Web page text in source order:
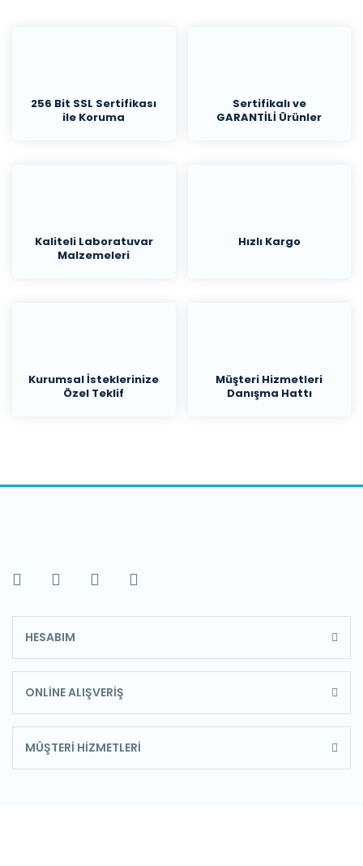
256 Bit SSL Sertifikası
ile Koruma
Sertifikalı ve
GARANTİLİ Ürünler
Kaliteli Laboratuvar
Malzemeleri
Hızlı Kargo
Kurumsal İsteklerinize
Özel Teklif
Müşteri Hizmetleri
Danışma Hattı
HESABIM
ONLİNE ALIŞVERİŞ
MÜŞTERİ HİZMETLERİ